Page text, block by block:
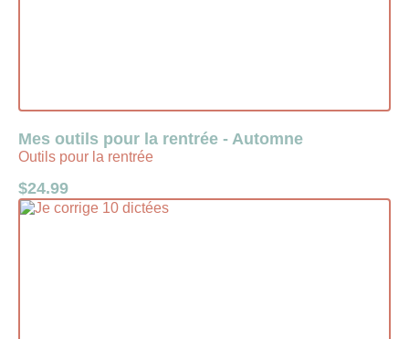
Mes outils pour la rentrée - Automne
Outils pour la rentrée
$24.99